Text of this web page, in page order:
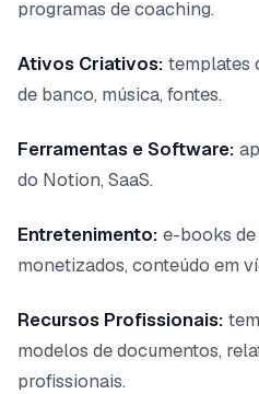
programas de coaching.
Ativos Criativos: templates
de banco, música, fontes.
Ferramentas e Software:
do Notion, SaaS.
Entretenimento: e-books
monetizados, conteúdo em
Recursos Profissionais:
modelos de documentos,
profissionais.